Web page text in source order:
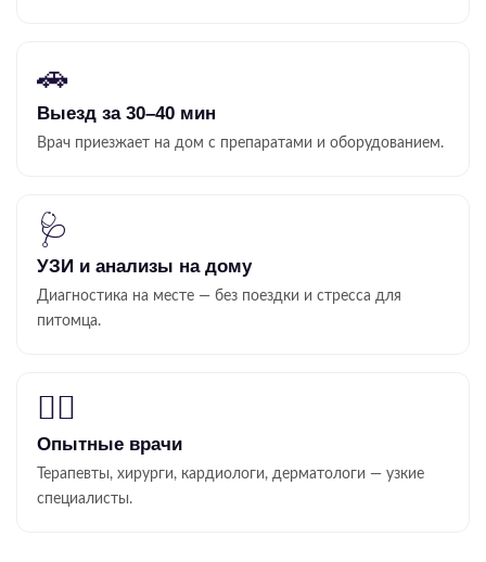
🚗
Выезд за 30–40 мин
Врач приезжает на дом с препаратами и оборудованием.
🩺
УЗИ и анализы на дому
Диагностика на месте — без поездки и стресса для
питомца.
Опытные врачи
Терапевты, хирурги, кардиологи, дерматологи — узкие
специалисты.